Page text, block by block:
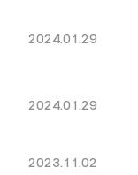
2024.01.29
2024.01.29
2023.11.02